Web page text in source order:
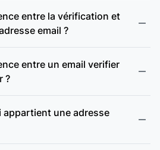
:
accept-all (catch-all)
accept-all :
entre la vérification et
email ?
entre un email verifier
?
appartient une adresse